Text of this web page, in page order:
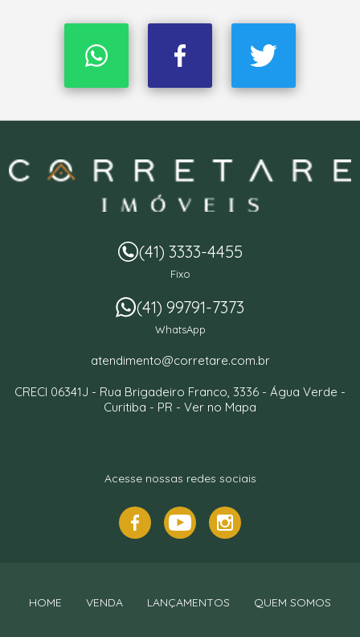
(41) 3333-4455
Fixo
(41) 99791-7373
WhatsApp
atendimento@corretare.com.br
CRECI 06341J - Rua Brigadeiro Franco, 3336 - Água Verde -
Curitiba - PR - Ver no Mapa
Acesse nossas redes sociais
HOME VENDA LANÇAMENTOS QUEM SOMOS